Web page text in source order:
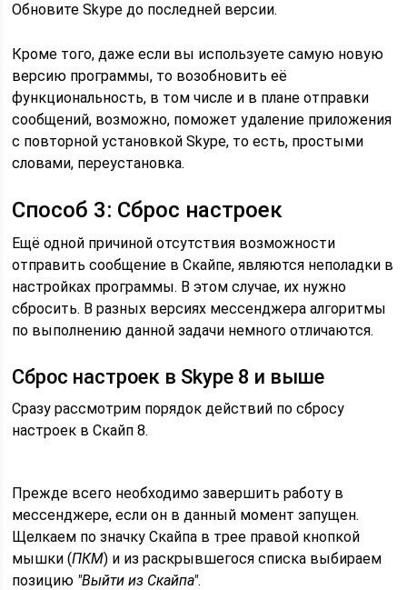
Обновите Skype до поcледней версии.
Кроме того, даже если вы используете самую новую
версию программы, то возобновить её
функциональность, в том числе и в плане отправки
сообщений, возможно, поможет удаление приложения
с повторной установкой Skype, то есть, простыми
словами, переустановка.
Способ 3: Сброс настроек
Ещё одной причиной отсутствия возможности
отправить сообщение в Скайпе, являются неполадки в
настройках программы. В этом случае, их нужно
сбросить. В разных версиях мессенджера алгоритмы
по выполнению данной задачи немного отличаются.
Сброс настроек в Skype 8 и выше
Сразу рассмотрим порядок действий по сбросу
настроек в Скайп 8.
Прежде всего необходимо завершить работу в
мессенджере, если он в данный момент запущен.
Щелкаем по значку Скайпа в трее правой кнопкой
мышки (ПКМ) и из раскрывшегося списка выбираем
позицию "Выйти из Скайпа".